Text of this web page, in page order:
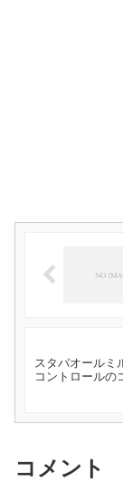
スタバオールミ
コントロールの
コメント